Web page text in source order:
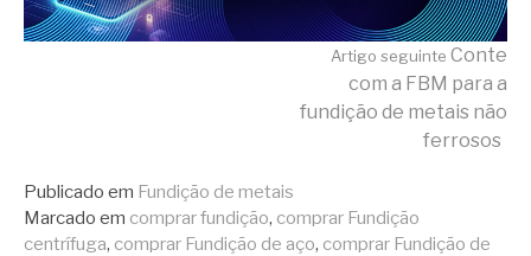
Artigo seguinte Conte
com a FBM para a
fundição de metais não
ferrosos
Publicado em Fundição de metais
Marcado em comprar fundição, comprar Fundição
centrífuga, comprar Fundição de aço, comprar Fundição de